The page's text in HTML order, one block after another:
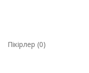
Пікірлер (0)